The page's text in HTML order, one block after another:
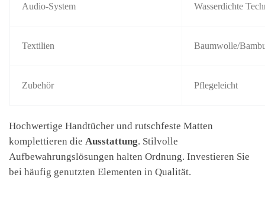
Audio-System Wasserdichte
Textilien Baumwolle/
Zubehör Pflegeleicht
Hochwertige Handtücher und rutschfeste Matten
komplettieren die Ausstattung. Stilvolle
Aufbewahrungslösungen halten Ordnung. Investieren Sie
bei häufig genutzten Elementen in Qualität.